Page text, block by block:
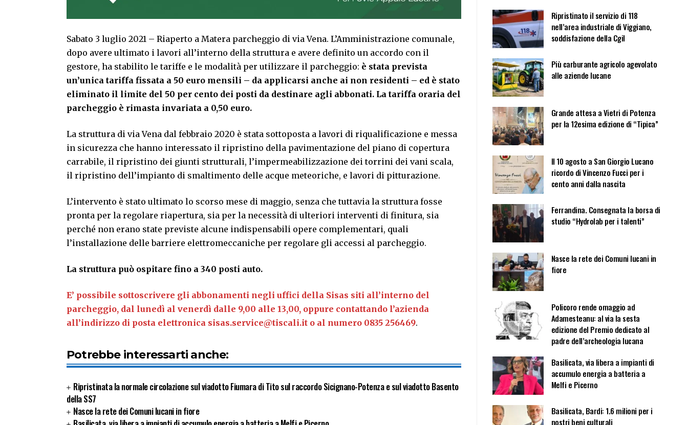
Sabato 3 luglio 2021 – Riaperto a Matera parcheggio di via Vena. L’Amministrazione comunale,
dopo avere ultimato i lavori all’interno della struttura e avere definito un accordo con il
gestore, ha stabilito le tariffe e le modalità per utilizzare il parcheggio: è stata prevista
un’unica tariffa fissata a 50 euro mensili – da applicarsi anche ai non residenti – ed è stato
eliminato il limite del 50 per cento dei posti da destinare agli abbonati. La tariffa oraria del
parcheggio è rimasta invariata a 0,50 euro.
La struttura di via Vena dal febbraio 2020 è stata sottoposta a lavori di riqualificazione e messa
in sicurezza che hanno interessato il ripristino della pavimentazione del piano di copertura
carrabile, il ripristino dei giunti strutturali, l’impermeabilizzazione dei torrini dei vani scala,
il ripristino dell’impianto di smaltimento delle acque meteoriche, e lavori di pitturazione.
L’intervento è stato ultimato lo scorso mese di maggio, senza che tuttavia la struttura fosse
pronta per la regolare riapertura, sia per la necessità di ulteriori interventi di finitura, sia
perché non erano state previste alcune indispensabili opere complementari, quali
l’installazione delle barriere elettromeccaniche per regolare gli accessi al parcheggio.
La struttura può ospitare fino a 340 posti auto.
E’ possibile sottoscrivere gli abbonamenti negli uffici della Sisas siti all’interno del
parcheggio, dal lunedì al venerdì dalle 9,00 alle 13,00, oppure contattando l’azienda
all’indirizzo di posta elettronica sisas.service@tiscali.it o al numero 0835 256469.
Potrebbe interessarti anche:
Ripristinata la normale circolazione sul viadotto Fiumara di Tito sul raccordo Sicignano-Potenza e sul viadotto Basento
della SS7
Nasce la rete dei Comuni lucani in fiore
Ripristinato il servizio di 118
nell’area industriale di Viggiano,
soddisfazione della Cgil
Più carburante agricolo agevolato
alle aziende lucane
Grande attesa a Vietri di Potenza
per la 12esima edizione di “Tipica”
Il 10 agosto a San Giorgio Lucano
ricordo di Vincenzo Fucci per i
cento anni dalla nascita
Ferrandina. Consegnata la borsa di
studio “Hydrolab per i talenti”
Nasce la rete dei Comuni lucani in
fiore
Policoro rende omaggio ad
Adamesteanu: al via la sesta
edizione del Premio dedicato al
padre dell’archeologia lucana
Basilicata, via libera a impianti di
accumulo energia a batteria a
Melfi e Picerno
Basilicata, Bardi: 1.6 milioni per i
nostri beni culturali